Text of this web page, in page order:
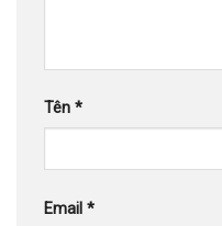
Tên *
Email *